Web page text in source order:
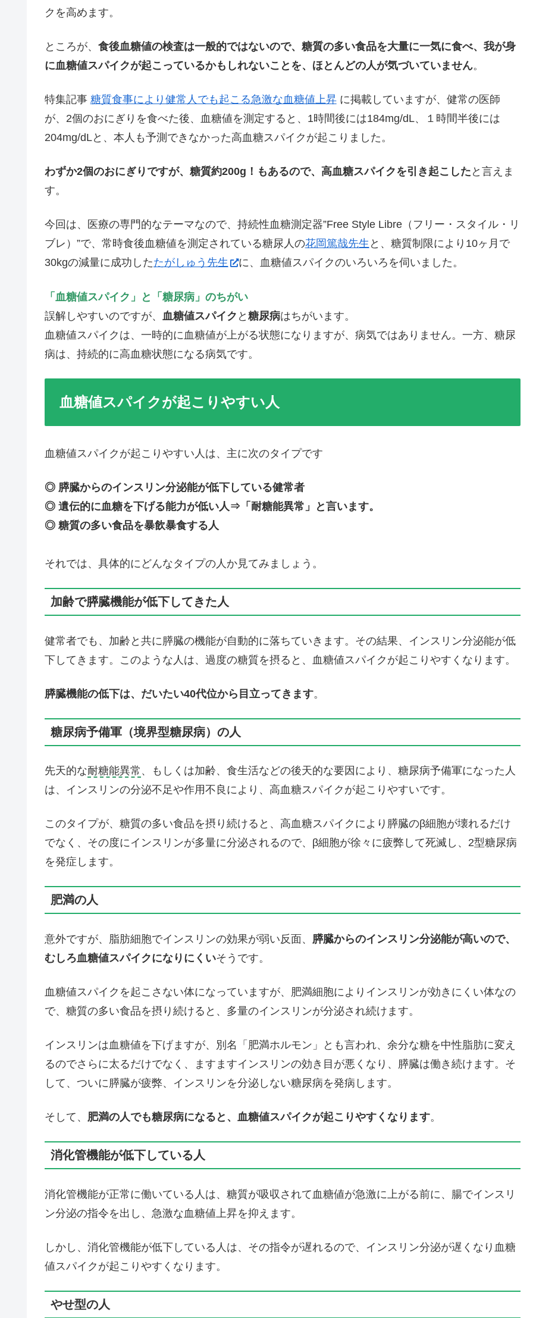
クを高めます。
ところが、 食後血糖値の検査は一般的ではないので、糖質の多い食品を大量に一気に食べ、我が身
に血糖値スパイクが起こっているかもしれないことを、ほとんどの人が気づいていません。
特集記事 糖質食事により健常人でも起こる急激な血糖値上昇に掲載していますが、健常の医師
が、2個のおにぎりを食べた後、血糖値を測定すると、1時間後には184mg/dL、１時間半後には
204mg/dLと、本人も予測できなかった高血糖スパイクが起こりました。
わずか2個のおにぎりですが、糖質約200g！もあるので、高血糖スパイクを引き起こした と言えま
す。
今回は、医療の専門的なテーマなので、持続性血糖測定器”Free Style Libre（フリー・スタイル・リ
ブレ）”で、常時食後血糖値を測定されている糖尿人の花岡篤哉先生 と、糖質制限により10ヶ月で
30kgの減量に成功したたがしゅう先生 に、血糖値スパイクのいろいろを伺いました。
「血糖値スパイク」と「糖尿病」のちがい
誤解しやすいのですが、
血糖値スパイク と 糖尿病はちがいます。
血糖値スパイクは、一時的に血糖値が上がる状態になりますが、病気ではありません。一方、糖尿
病は、持続的に高血糖状態になる病気です。
血糖値スパイクが起こりやすい人
血糖値スパイクが起こりやすい人は、主に次のタイプです
◎ 膵臓からのインスリン分泌能が低下している健常者
◎ 遺伝的に血糖を下げる能力が低い人⇒「耐糖能異常」と言います。
◎ 糖質の多い食品を暴飲暴食する人
それでは、具体的にどんなタイプの人か見てみましょう。
加齢で膵臓機能が低下してきた人
健常者でも、加齢と共に膵臓の機能が自動的に落ちていきます。その結果、インスリン分泌能が低
下してきます。このような人は、過度の糖質を摂ると、血糖値スパイクが起こりやすくなります。
膵臓機能の低下は、だいたい40代位から目立ってきます。
糖尿病予備軍（境界型糖尿病）の人
先天的な耐糖能異常 、もしくは加齢、食生活などの後天的な要因により、糖尿病予備軍になった人
は、インスリンの分泌不足や作用不良により、高血糖スパイクが起こりやすいです。
このタイプが、糖質の多い食品を摂り続けると、高血糖スパイクにより膵臓のβ細胞が壊れるだけ
でなく、その度にインスリンが多量に分泌されるので、β細胞が徐々に疲弊して死滅し、2型糖尿病
を発症します。
肥満の人
意外ですが、脂肪細胞でインスリンの効果が弱い反面、 膵臓からのインスリン分泌能が高いので、
むしろ血糖値スパイクになりにくいそうです。
血糖値スパイクを起こさない体になっていますが、肥満細胞によりインスリンが効きにくい体なの
で、糖質の多い食品を摂り続けると、多量のインスリンが分泌され続けます。
インスリンは血糖値を下げますが、別名「肥満ホルモン」とも言われ、余分な糖を中性脂肪に変え
るのでさらに太るだけでなく、ますますインスリンの効き目が悪くなり、膵臓は働き続けます。そ
して、ついに膵臓が疲弊、インスリンを分泌しない糖尿病を発病します。
そして、 肥満の人でも糖尿病になると、血糖値スパイクが起こりやすくなります。
消化管機能が低下している人
消化管機能が正常に働いている人は、糖質が吸収されて血糖値が急激に上がる前に、腸でインスリ
ン分泌の指令を出し、急激な血糖値上昇を抑えます。
しかし、消化管機能が低下している人は、その指令が遅れるので、インスリン分泌が遅くなり血糖
値スパイクが起こりやすくなります。
やせ型の人